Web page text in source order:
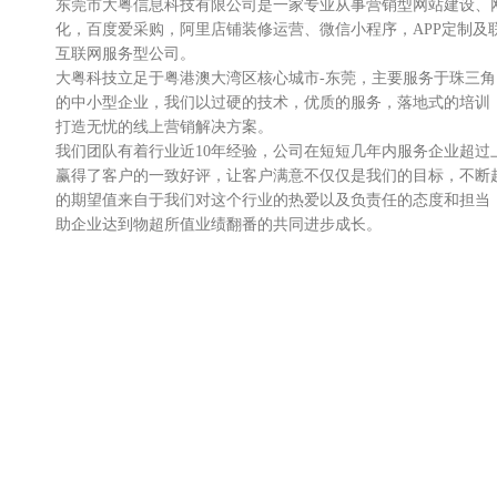
东莞市大粤信息科技有限公司是一家专业从事营销型网站建设、
化，百度爱采购，阿里店铺装修运营、微信小程序，APP定制及
互联网服务型公司。
大粤科技立足于粤港澳大湾区核心城市-东莞，主要服务于珠三
的中小型企业，我们以过硬的技术，优质的服务，落地式的培训
打造无忧的线上营销解决方案。
我们团队有着行业近10年经验，公司在短短几年内服务企业超过
赢得了客户的一致好评，让客户满意不仅仅是我们的目标，不断
的期望值来自于我们对这个行业的热爱以及负责任的态度和担当
助企业达到物超所值业绩翻番的共同进步成长。